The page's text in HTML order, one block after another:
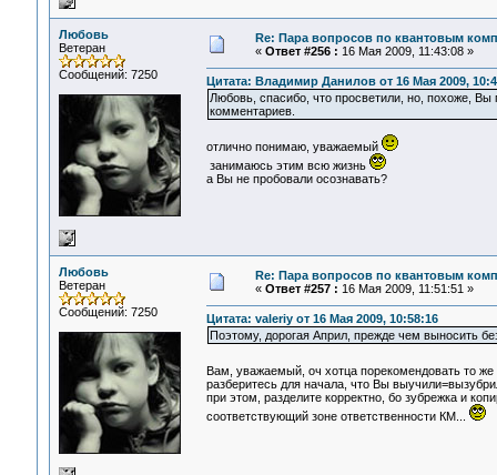
Любовь
Ветеран
Сообщений: 7250
Re: Пара вопросов по квантовым
« Ответ #256 : 16 Мая 2009, 11:43:08 »
Цитата: Владимир Данилов от 16 Мая 2009,
Любовь, спасибо, что просветили, но, похоже,
комментариев.
отлично понимаю, уважаемый
занимаюсь этим всю жизнь
а Вы не пробовали осознавать?
Любовь
Ветеран
Сообщений: 7250
Re: Пара вопросов по квантовым
« Ответ #257 : 16 Мая 2009, 11:51:51 »
Цитата: valeriy от 16 Мая 2009, 10:58:16
Поэтому, дорогая Април, прежде чем выносить
Вам, уважаемый, оч хотца порекомендовать то
разберитесь для начала, что Вы
при этом, разделите корректно, бо зубрежка и
соответствующий зоне ответственности КМ...